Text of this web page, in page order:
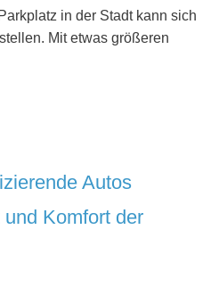
in der Stadt kann sich
Mit etwas größeren
Autos
Komfort der